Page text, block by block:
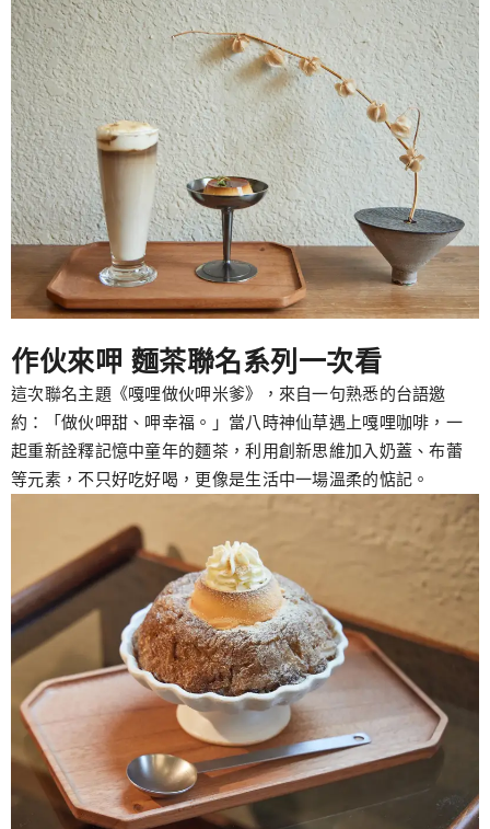
作伙來呷 麵茶聯名系列一次看
這次聯名主題《嘎哩做伙呷米爹》，來自一句熟悉的台語邀
約：「做伙呷甜、呷幸福。」當八時神仙草遇上嘎哩咖啡，一
起重新詮釋記憶中童年的麵茶，利用創新思維加入奶蓋、布蕾
等元素，不只好吃好喝，更像是生活中一場溫柔的惦記。